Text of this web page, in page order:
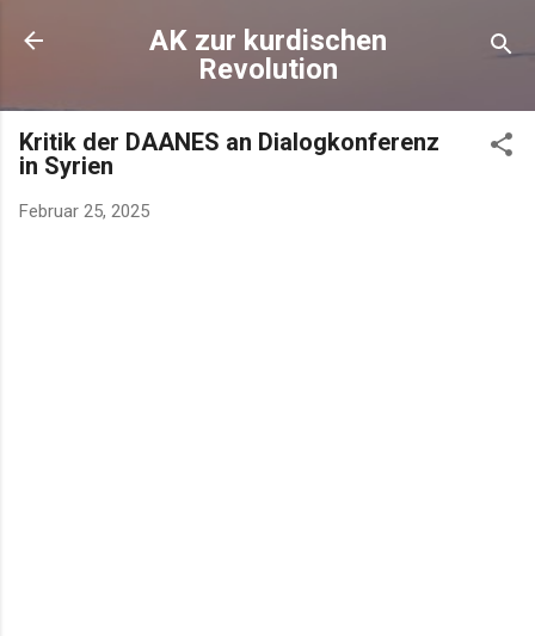
AK zur kurdischen
Revolution
Kritik der DAANES an Dialogkonferenz
in Syrien
Februar 25, 2025